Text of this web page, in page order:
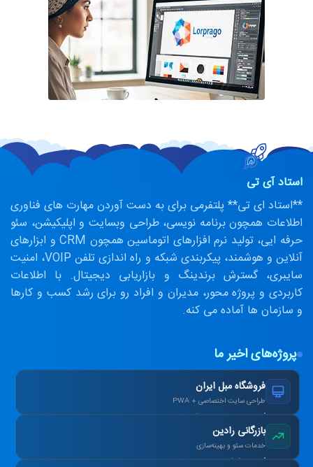
استاد آی تی
**استاد ای تی** پلتفرمی برای به دست آوردن مهارت های فناوری
اطلاعات همچون برنامه نویسی، طراحی وبسایت و اپلیکیشن، سئو
حرفه ایی، تولید نرم افزارهای اتوماسین همچون CRM و ابزارهای
آنلاین و هوشمند، پیکربندی شبکه و راه اندازی تلفن VOIP، امنیت
سایبری، گسترش برندینگ و بازاریابی دیجیتال. با اطلاعات
کاربردی و پروژه محور، مدیران و افراد رو برای رشد کسب و کارها
و سازمان ها آماده می کنه.
پروژه‌های اخیر ما
فروشگاه مبل ایران
طراحی سایت اختصاصی + PWA
بازرگانی رادین
خدمات سئو و بهینه‌سازی